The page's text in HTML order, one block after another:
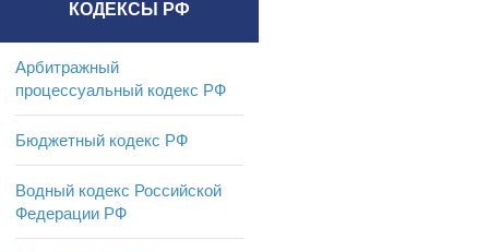
КОДЕКСЫ РФ
Арбитражный
процессуальный кодекс РФ
Бюджетный кодекс РФ
Водный кодекс Российской
Федерации РФ